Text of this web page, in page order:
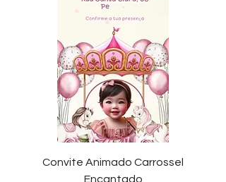
Convite Animado Carrossel
Encantado